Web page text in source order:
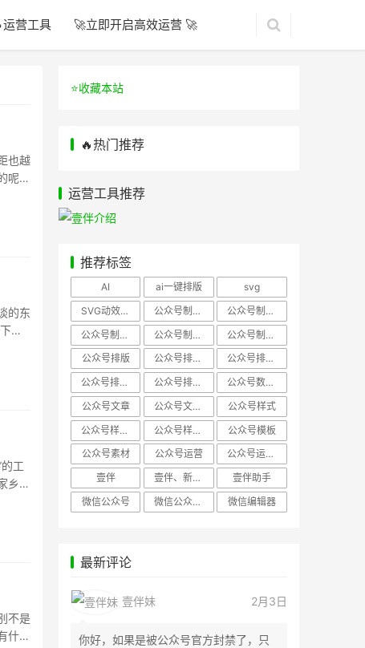
运营工具 🚀立即开启高效运营 🚀
也越
呢？
的东
面
工
乡考
不是
什
⭐️收藏本站
🔥热门推荐
运营工具推荐
推荐标签
AI ai一键排版
svg
SVG动效样式
公众号制作、公众号排版
公众号制作、公众号模板
公众号制作、微信编辑器
公众号制作，公众号排版
公众号制作，公众号排版、微信编辑器
公众号排版
公众号排版，公众号模板
公众号排版，公众号素材
公众号排版，微信编辑器
公众号排版，排版样式
公众号数据分析
公众号文章
公众号文章、公众号运营
公众号样式
公众号样式，微信公众号排版
公众号样式，微信编辑器
公众号模板
公众号素材
公众号运营
公众号运营，公众号编辑器
壹伴
壹伴、新媒体运营
壹伴助手
微信公众号
微信公众号，样式模板、公众号样式 微信编辑器
最新评论
壹伴妹 2月3日
你好，如果是被公众号官方封禁了，只